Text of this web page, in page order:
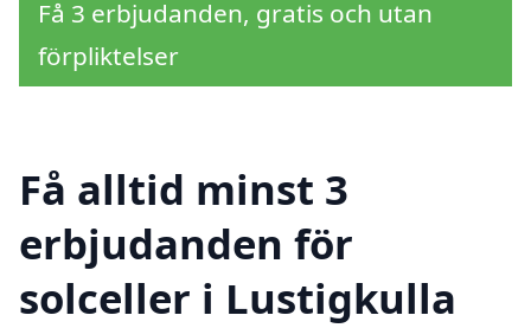
Få 3 erbjudanden, gratis och utan
förpliktelser
Få alltid minst 3
erbjudanden för
solceller i Lustigkulla